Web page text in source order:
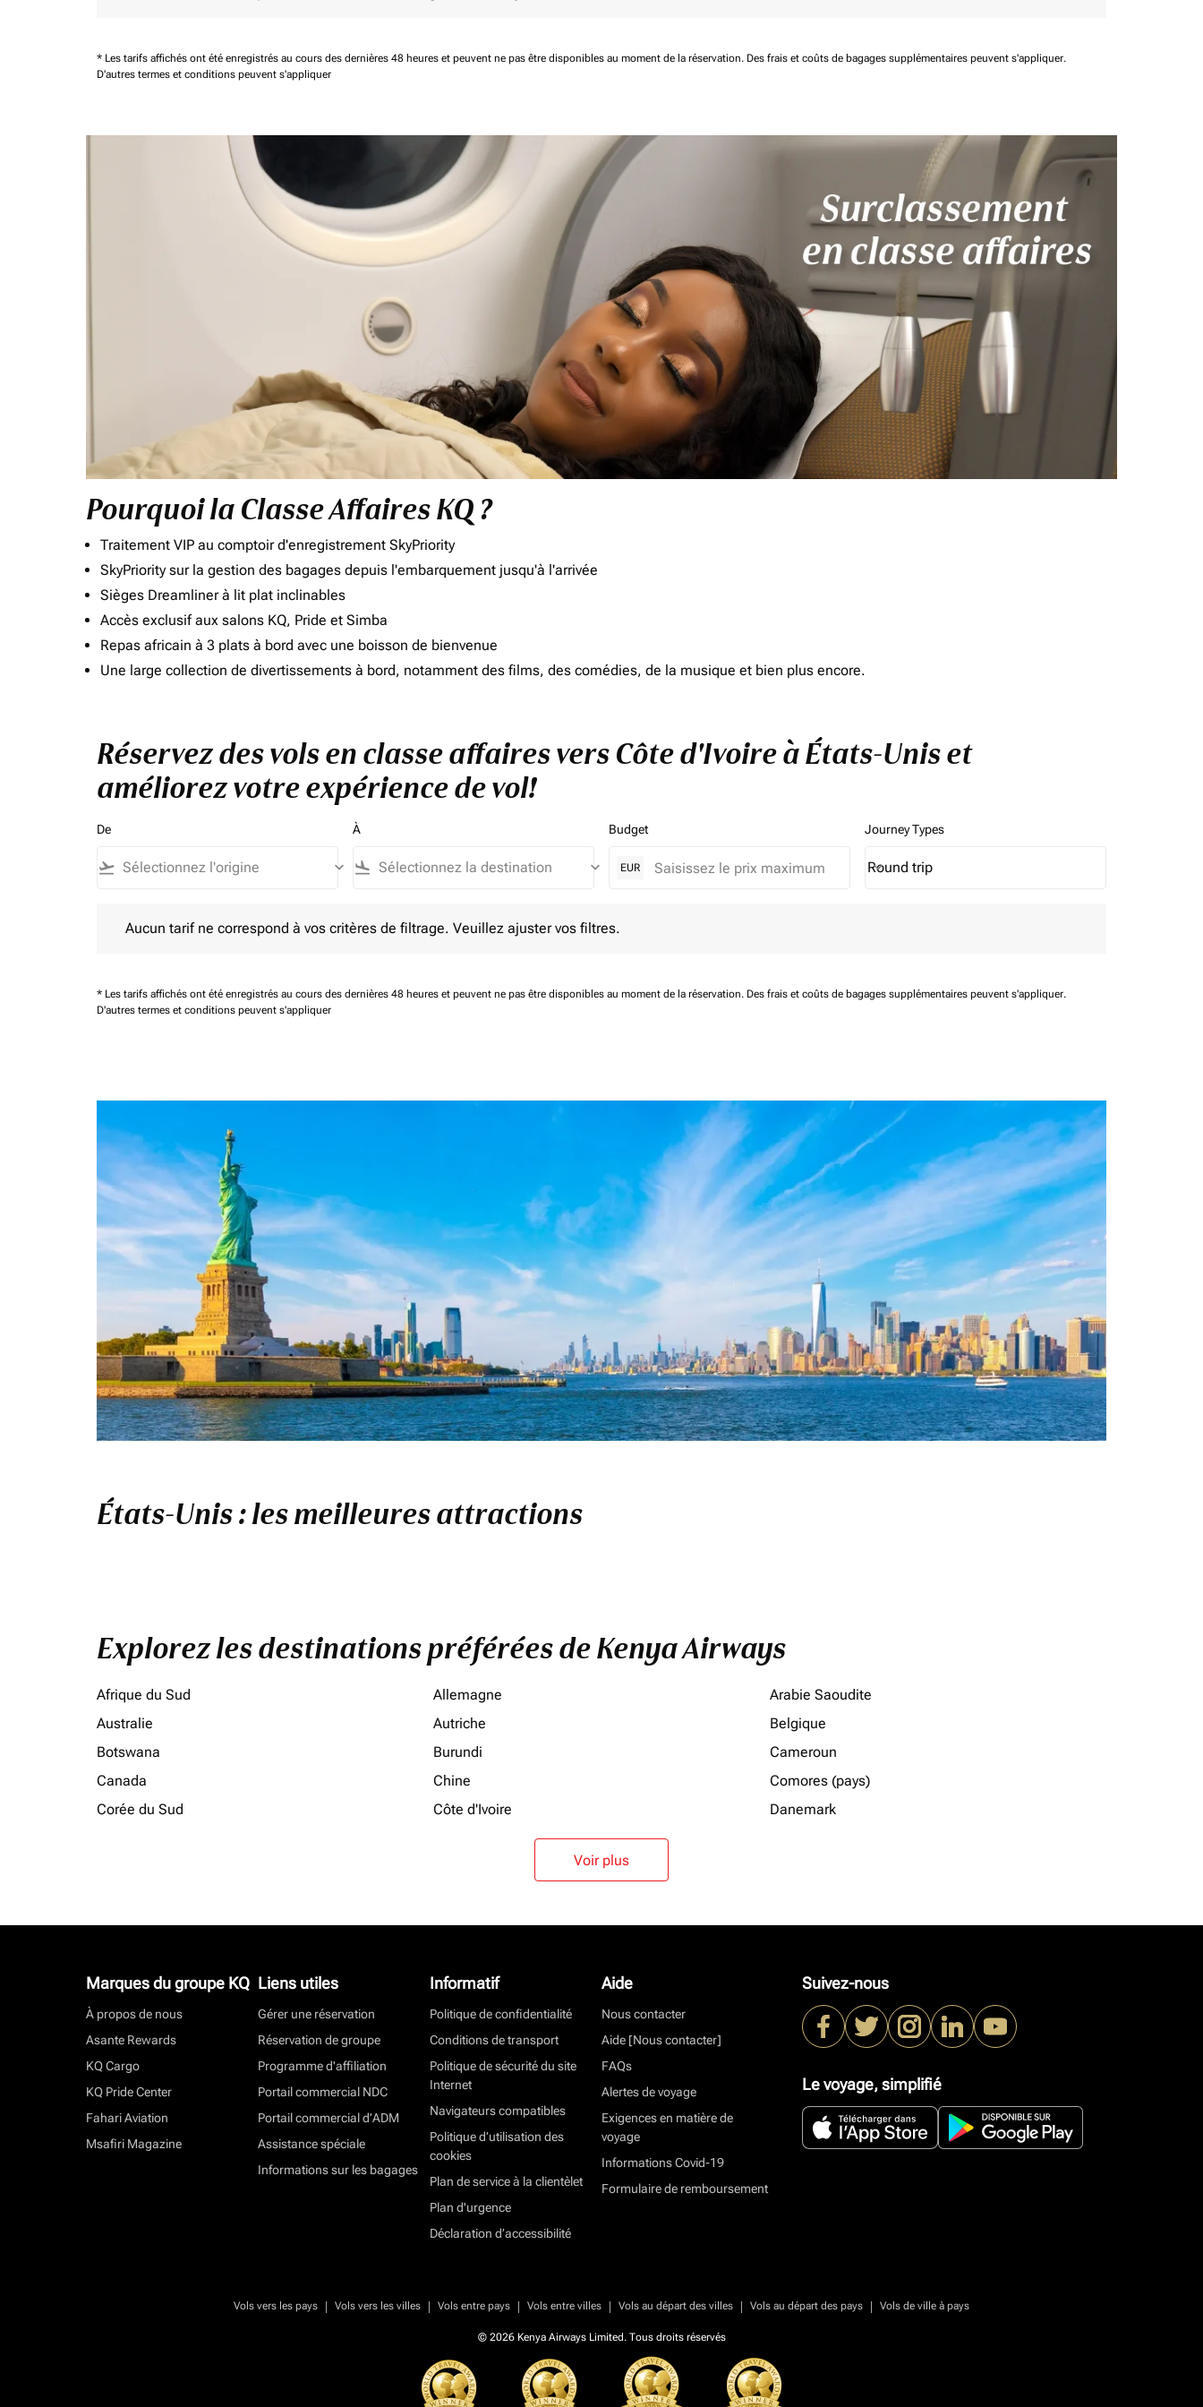
* Les tarifs affichés ont été enregistrés au cours des dernières 48 heures et peuvent ne pas être disponibles au moment de la réservation. Des frais et coûts de bagages supplémentaires peuvent s'appliquer.
D'autres termes et conditions peuvent s'appliquer
Pourquoi la Classe Affaires KQ ?
Traitement VIP au comptoir d'enregistrement SkyPriority
SkyPriority sur la gestion des bagages depuis l'embarquement jusqu'à l'arrivée
Sièges Dreamliner à lit plat inclinables
Accès exclusif aux salons KQ, Pride et Simba
Repas africain à 3 plats à bord avec une boisson de bienvenue
Une large collection de divertissements à bord, notamment des films, des comédies, de la musique et bien plus encore.
Réservez des vols en classe affaires vers Côte d'Ivoire à États-Unis et
améliorez votre expérience de vol!
De
flight_takeoff keyboard_arrow_down
À
flight_land keyboard_arrow_down
Budget
EUR
Journey Types
Journey Types option Round trip Selected
Round trip
keyboard_arrow_down
Aucun tarif ne correspond à vos critères de filtrage. Veuillez ajuster vos filtres.
* Les tarifs affichés ont été enregistrés au cours des dernières 48 heures et peuvent ne pas être disponibles au moment de la réservation. Des frais et coûts de bagages supplémentaires peuvent s'appliquer.
D'autres termes et conditions peuvent s'appliquer
États-Unis : les meilleures attractions
Explorez les destinations préférées de Kenya Airways
Afrique du Sud Allemagne
Arabie Saoudite
Australie
Autriche
Belgique
Botswana
Burundi
Cameroun
Canada
Chine
Comores (pays)
Corée du Sud
Côte d'Ivoire Danemark
Voir plus
Marques du groupe KQ
À propos de nous
Asante Rewards
KQ Cargo
KQ Pride Center
Fahari Aviation
Msafiri Magazine
Liens utiles
Gérer une réservation
Réservation de groupe
Programme d'affiliation
Portail commercial NDC
Portail commercial d’ADM
Assistance spéciale
Informations sur les bagages
Informatif
Politique de confidentialité
Conditions de transport
Politique de sécurité du site
Internet
Navigateurs compatibles
Politique d’utilisation des
cookies
Plan de service à la clientèlet
Plan d'urgence
Déclaration d’accessibilité
Aide
Nous contacter
Aide [Nous contacter]
FAQs
Alertes de voyage
Exigences en matière de
voyage
Informations Covid-19
Formulaire de remboursement
Suivez-nous
Le voyage, simplifié
Vols vers les pays | Vols vers les villes | Vols entre pays | Vols entre villes | Vols au départ des villes | Vols au départ des pays | Vols de ville à pays
© 2026 Kenya Airways Limited. Tous droits réservés